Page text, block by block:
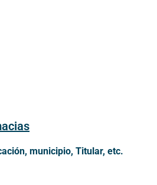
municipio, Titular, etc.